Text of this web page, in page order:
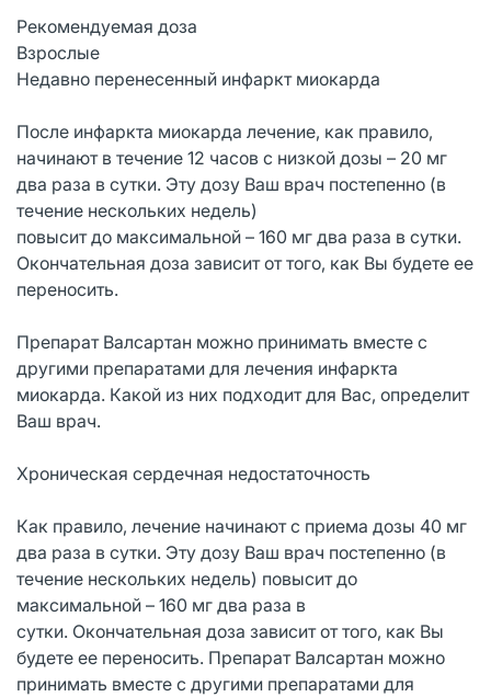
Рекомендуемая доза
Взрослые
Недавно перенесенный инфаркт миокарда
После инфаркта миокарда лечение, как правило,
начинают в течение 12 часов с низкой дозы – 20 мг
два раза в сутки. Эту дозу Ваш врач постепенно (в
течение нескольких недель)
повысит до максимальной – 160 мг два раза в сутки.
Окончательная доза зависит от того, как Вы будете ее
переносить.
Препарат Валсартан можно принимать вместе с
другими препаратами для лечения инфаркта
миокарда. Какой из них подходит для Вас, определит
Ваш врач.
Хроническая сердечная недостаточность
Как правило, лечение начинают с приема дозы 40 мг
два раза в сутки. Эту дозу Ваш врач постепенно (в
течение нескольких недель) повысит до
максимальной – 160 мг два раза в
сутки. Окончательная доза зависит от того, как Вы
будете ее переносить. Препарат Валсартан можно
принимать вместе с другими препаратами для